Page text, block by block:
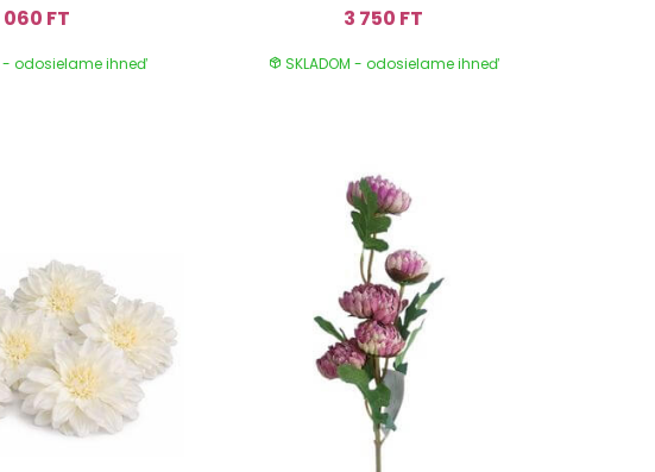
060 FT
- odosielame ihneď
3 750 FT
SKLADOM - odosielame ihneď